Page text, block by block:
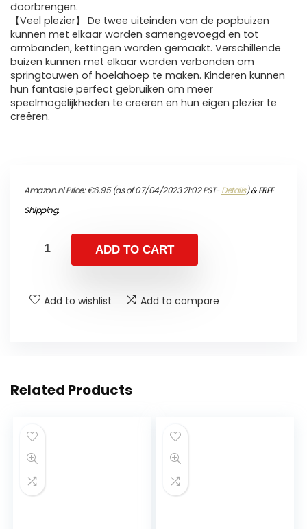
doorbrengen.
【Veel plezier】 De twee uiteinden van de popbuizen
kunnen met elkaar worden samengevoegd en tot
armbanden, kettingen worden gemaakt. Verschillende
buizen kunnen met elkaar worden verbonden om
springtouwen of hoelahoep te maken. Kinderen kunnen
hun fantasie perfect gebruiken om meer
speelmogelijkheden te creëren en hun eigen plezier te
creëren.
Amazon.nl Price:€6.95(as of 07/04/2023 21:02 PST-Details)&FREE
Shipping.
ADD TO CART
Add to wishlist Add to compare
Related Products